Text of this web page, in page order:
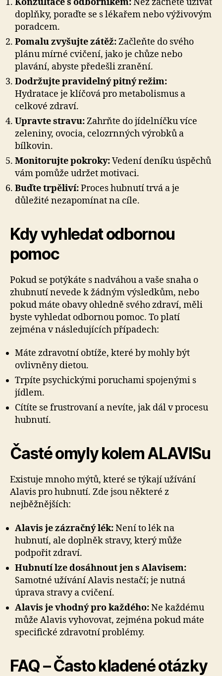
doplňky, poraďte se s lékařem nebo výživovým
poradcem.
Pomalu zvyšujte zátěž:Začleňte do svého
plánu mírné cvičení, jako je chůze nebo
plavání, abyste předešli zranění.
Dodržujte pravidelný pitný režim:
Hydratace je klíčová pro metabolismus a
celkové zdraví.
Upravte stravu:Zahrňte do jídelníčku více
zeleniny, ovocia, celozrnných výrobků a
bílkovin.
Monitorujte pokroky:Vedení deníku úspěchů
vám pomůže udržet motivaci.
Buďte trpěliví:Proces hubnutí trvá a je
důležité nezapomínat na cíle.
Kdy vyhledat odbornou
pomoc
Pokud se potýkáte s nadváhou a vaše snaha o
zhubnutí nevede k žádným výsledkům, nebo
pokud máte obavy ohledně svého zdraví, měli
byste vyhledat odbornou pomoc. To platí
zejména v následujících případech:
Máte zdravotní obtíže, které by mohly být
ovlivněny dietou.
Trpíte psychickými poruchami spojenými s
jídlem.
Cítíte se frustrovaní a nevíte, jak dál v procesu
hubnutí.
Časté omyly kolem ALAVISu
Existuje mnoho mýtů, které se týkají užívání
Alavis pro hubnutí. Zde jsou některé z
nejběžnějších:
Alavis je zázračný lék:Není to lék na
hubnutí, ale doplněk stravy, který může
podpořit zdraví.
Hubnutí lze dosáhnout jen s Alavisem:
Samotné užívání Alavis nestačí; je nutná
úprava stravy a cvičení.
Alavis je vhodný pro každého:Ne každému
může Alavis vyhovovat, zejména pokud máte
specifické zdravotní problémy.
FAQ – Často kladené otázky